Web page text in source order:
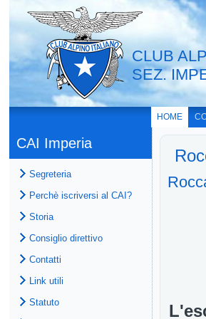
CLUB
SEZ.
HOME
CAI Imperia
Segreteria
Perchè iscriversi al CAI?
Storia
Consiglio direttivo
Contatti
Link utili
Statuto